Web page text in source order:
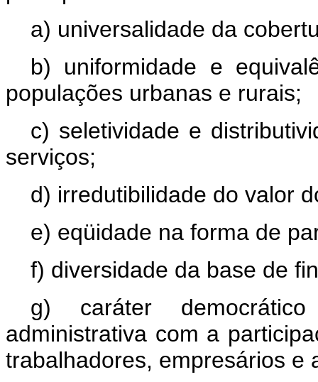
a) universalidade da
b) uniformidade e
populações urbanas e rurais;
c) seletividade e
serviços;
d) irredutibilidade do valor
e) eqüidade na forma de
f) diversidade da base de
g) caráter
administrativa com a
trabalhadores, empresários e